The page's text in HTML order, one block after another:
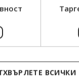
-
ВСИЧКИ